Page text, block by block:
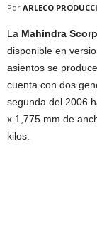
Por ARLECO
La Mahindra
disponible en
asientos se
cuenta con dos
segunda del 2006
x 1,775 mm de
kilos.